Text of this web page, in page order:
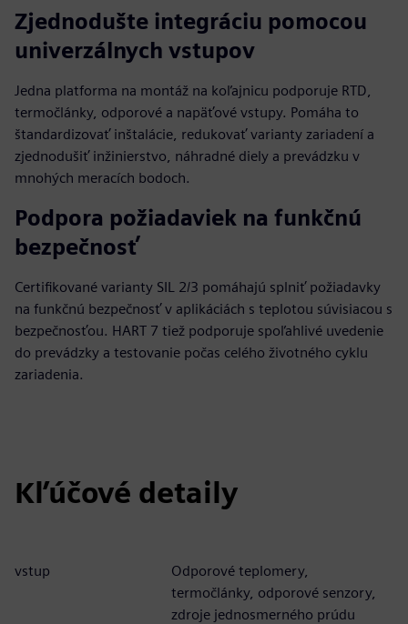
Zjednodušte integráciu pomocou
univerzálnych vstupov
Jedna platforma na montáž na koľajnicu podporuje RTD,
termočlánky, odporové a napäťové vstupy. Pomáha to
štandardizovať inštalácie, redukovať varianty zariadení a
zjednodušiť inžinierstvo, náhradné diely a prevádzku v
mnohých meracích bodoch.
Podpora požiadaviek na funkčnú
bezpečnosť
Certifikované varianty SIL 2/3 pomáhajú splniť požiadavky
na funkčnú bezpečnosť v aplikáciách s teplotou súvisiacou s
bezpečnosťou. HART 7 tiež podporuje spoľahlivé uvedenie
do prevádzky a testovanie počas celého životného cyklu
zariadenia.
Kľúčové detaily
vstup
Odporové teplomery,
termočlánky, odporové senzory,
zdroje jednosmerného prúdu